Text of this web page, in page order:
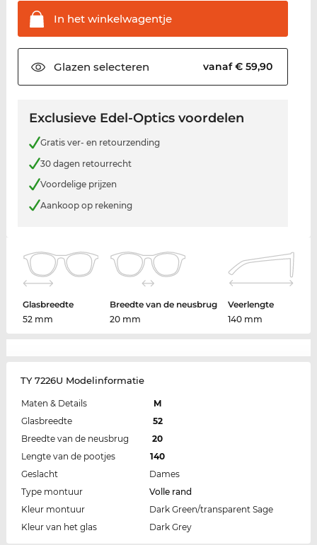
In hetwinkelwagentje
Glazen selecteren vanaf € 59,90
Exclusieve Edel-Optics voordelen
Gratis ver- en retourzending
30 dagen retourrecht
Voordelige prijzen
Aankoop op rekening
Glasbreedte
52 mm
Breedte van de neusbrug
20 mm
Veerlengte
140 mm
TY 7226U Modelinformatie
Maten & Details
M
Glasbreedte
52
Breedte van de neusbrug
20
Lengte van de pootjes
140
Geslacht
Dames
Type montuur
Volle rand
Kleur montuur
Dark Green/transparent Sage
Kleur van het glas
Dark Grey